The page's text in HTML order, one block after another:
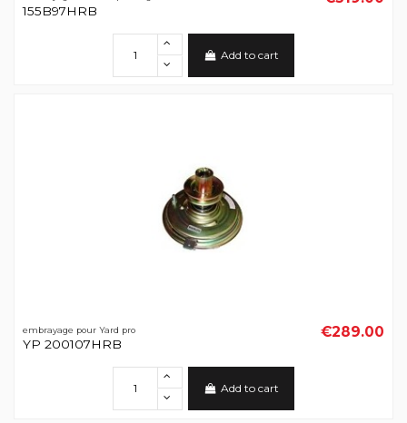
155B97HRB
Add to cart
embrayage pour Yard pro
YP 200107HRB
€289.00
Add to cart